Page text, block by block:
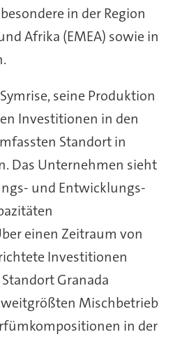
in der Region
Afrika (EMEA) sowie in
seine Produktion
Investitionen in den
Standort in
Das Unternehmen sieht
und Entwicklungs-
einen Zeitraum von
Investitionen
Granada
Mischbetrieb
in der